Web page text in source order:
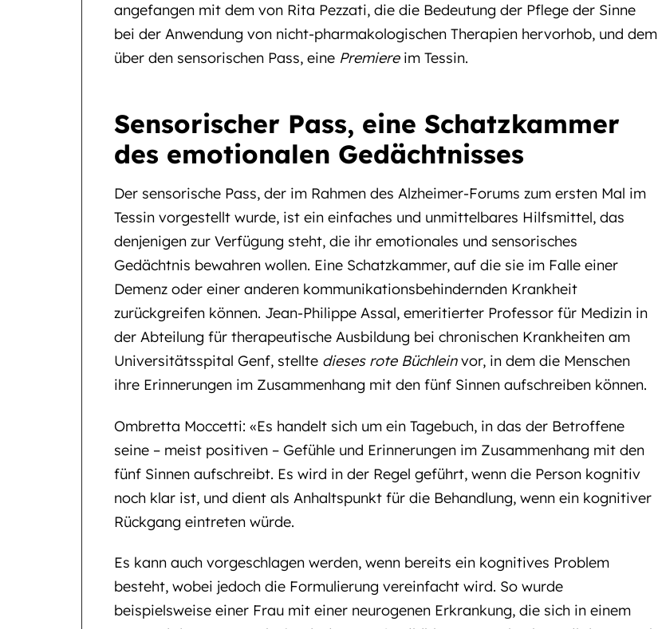
angefangen mit dem von Rita Pezzati, die die Bedeutung der Pflege der Sinne
bei der Anwendung von nicht-pharmakologischen Therapien hervorhob, und dem
über den sensorischen Pass, eine Premiereim Tessin.
Sensorischer Pass, eine Schatzkammer
des emotionalen Gedächtnisses
Der sensorische Pass, der im Rahmen des Alzheimer-Forums zum ersten Mal im
Tessin vorgestellt wurde, ist ein einfaches und unmittelbares Hilfsmittel, das
denjenigen zur Verfügung steht, die ihr emotionales und sensorisches
Gedächtnis bewahren wollen. Eine Schatzkammer, auf die sie im Falle einer
Demenz oder einer anderen kommunikationsbehindernden Krankheit
zurückgreifen können. Jean-Philippe Assal, emeritierter Professor für Medizin in
der Abteilung für therapeutische Ausbildung bei chronischen Krankheiten am
Universitätsspital Genf, stellte dieses rote Büchleinvor, in dem die Menschen
ihre Erinnerungen im Zusammenhang mit den fünf Sinnen aufschreiben können.
Ombretta Moccetti: «Es handelt sich um ein Tagebuch, in das der Betroffene
seine – meist positiven – Gefühle und Erinnerungen im Zusammenhang mit den
fünf Sinnen aufschreibt. Es wird in der Regel geführt, wenn die Person kognitiv
noch klar ist, und dient als Anhaltspunkt für die Behandlung, wenn ein kognitiver
Rückgang eintreten würde.
Es kann auch vorgeschlagen werden, wenn bereits ein kognitives Problem
besteht, wobei jedoch die Formulierung vereinfacht wird. So wurde
beispielsweise einer Frau mit einer neurogenen Erkrankung, die sich in einem